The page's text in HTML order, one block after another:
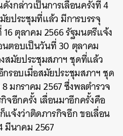
งกล่าวเป็นการเลื่อนครั้งที่ 4
ประชุมที่แล้ว มีการบรรจุ
ตุลาคม 2566 รัฐมนตรีแจ้ง
ตอบเป็นวันที่ 30 ตุลาคม
สมัยประชุมสภาฯ ชุดที่แล้ว
รอบเมื่อสมัยประชุมสภาฯ ชุด
มกราคม 2567 ซึ่งพลตำรวจ
จอีกครั้ง เลื่อนมาอีกครั้งคือ
จ้งว่าติดภารกิจอีก ขอเลื่อน
มีนาคม 2567